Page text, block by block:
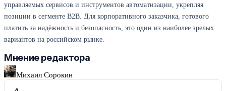
управляемых сервисов и инструментов автоматизации, укрепляя
позиции в сегменте B2B. Для корпоративного заказчика, готового
платить за надёжность и безопасность, это один из наиболее зрелых
вариантов на российском рынке.
Мнение редактора
Михаил Сорокин